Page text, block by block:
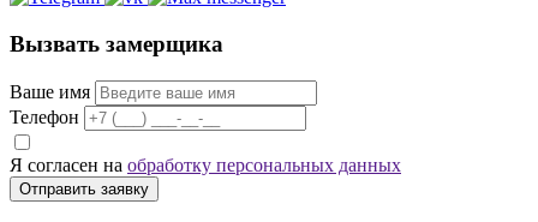
Вызвать замерщика
Ваше имя
Телефон
Я согласен на обработку персональных данных
Отправить заявку